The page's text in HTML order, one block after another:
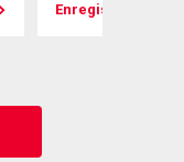
Enregistrer